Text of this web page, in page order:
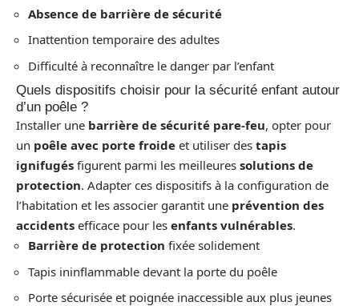
Absence de barrière de sécurité
Inattention temporaire des adultes
Difficulté à reconnaître le danger par l’enfant
Quels dispositifs choisir pour la sécurité enfant autour
d’un poêle ?
Installer une barrière de sécurité pare-feu, opter pour
un poêle avec porte froide et utiliser des tapis
ignifugés figurent parmi les meilleures solutions de
protection. Adapter ces dispositifs à la configuration de
l’habitation et les associer garantit une prévention des
accidents efficace pour les enfants vulnérables.
Barrière de protection fixée solidement
Tapis ininflammable devant la porte du poêle
Porte sécurisée et poignée inaccessible aux plus jeunes